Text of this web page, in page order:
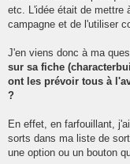
etc. L'idée était de mettre
campagne et de l'utiliser
J'en viens donc à ma
sur sa fiche
ont les prévoir tous à
?
En effet, en farfouillant,
sorts dans ma liste de
une option ou un bouton